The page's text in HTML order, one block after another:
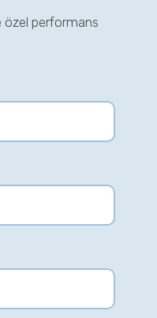
özel performans